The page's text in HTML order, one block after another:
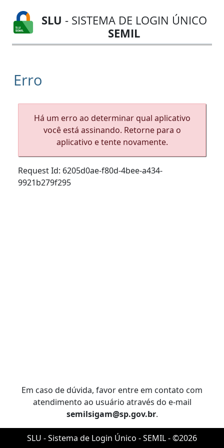
SLU - SISTEMA DE LOGIN ÚNICO
SEMIL
Erro
Há um erro ao determinar qual aplicativo
você está assinando. Retorne para o
aplicativo e tente novamente.
Request Id: 6205d0ae-f80d-4bee-a434-
9921b279f295
Em caso de dúvida, favor entre em contato com
atendimento ao usuário através do e-mail
semilsigam@sp.gov.br.
SLU - Sistema de Login Único - SEMIL - ©2026